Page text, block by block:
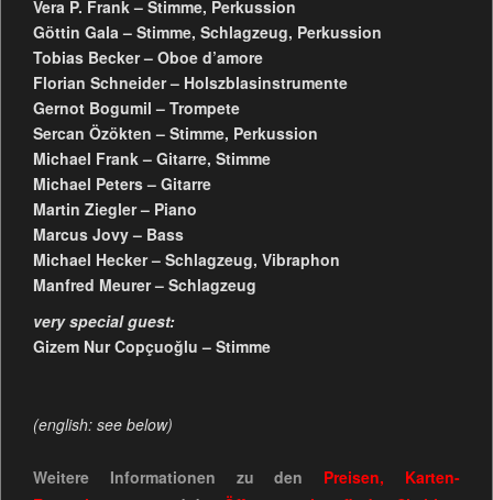
Vera P. Frank – Stimme, Perkussion
Göttin Gala – Stimme, Schlagzeug, Perkussion
Tobias Becker – Oboe d’amore
Florian Schneider – Holszblasinstrumente
Gernot Bogumil – Trompete
Sercan Özökten – Stimme, Perkussion
Michael Frank – Gitarre, Stimme
Michael Peters – Gitarre
Martin Ziegler – Piano
Marcus Jovy – Bass
Michael Hecker – Schlagzeug, Vibraphon
Manfred Meurer – Schlagzeug
very special guest:
Gizem Nur Copçuoğlu – Stimme
(english: see below)
Weitere Informationen zu den Preisen, Karten-